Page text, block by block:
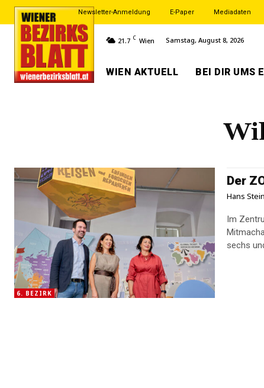
Newsletter-Anmeldung E-Paper Mediadaten
21.7 C Wien Samstag, August 8, 2026
WIEN AKTUELL BEI DIR UMS
6. BEZIRK
Der
Hans
Im
sechs